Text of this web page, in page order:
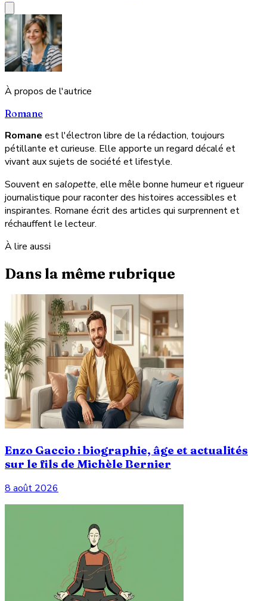
À propos de l'autrice
Romane
Romane est l'électron libre de la rédaction, toujours
pétillante et curieuse. Elle apporte un regard décalé et
vivant aux sujets de société et lifestyle.
Souvent en salopette, elle mêle bonne humeur et rigueur
journalistique pour raconter des histoires accessibles et
inspirantes. Romane écrit des articles qui surprennent et
réchauffent le lecteur.
À lire aussi
Dans la même rubrique
Enzo Gaccio : biographie, âge et actualités
sur le fils de Michèle Bernier
8 août 2026